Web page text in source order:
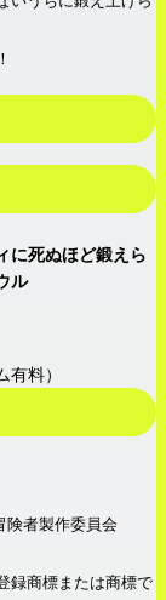
に死ぬほど鍛えら
ル
料）
者製作委員会
録商標または商標で